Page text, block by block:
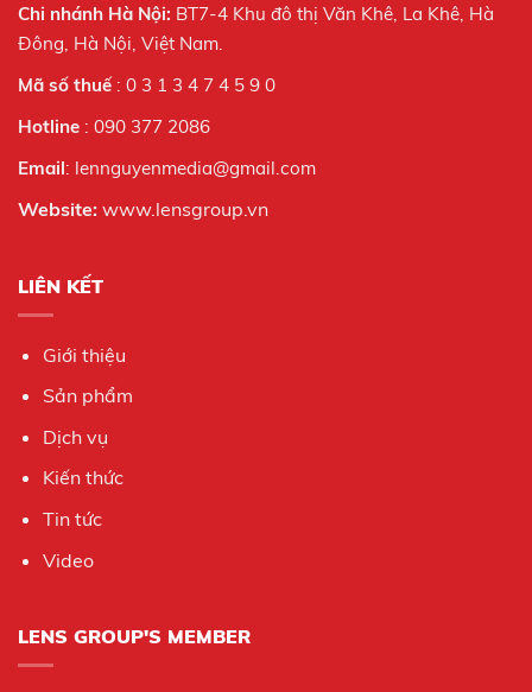
Chi nhánh Hà Nội: BT7-4 Khu đô thị Văn Khê, La Khê, Hà
Đông, Hà Nội, Việt Nam.
Mã số thuế: 0 3 1 3 4 7 4 5 9 0
Hotline : 090 377 2086
Email: lennguyenmedia@gmail.com
Website: www.lensgroup.vn
LIÊN KẾT
Giới thiệu
Sản phẩm
Dịch vụ
Kiến thức
Tin tức
Video
LENS GROUP'S MEMBER